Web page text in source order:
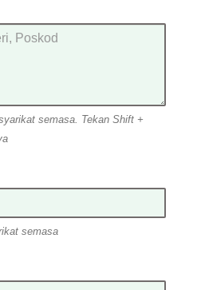
semasa. Tekan Shift +
semasa